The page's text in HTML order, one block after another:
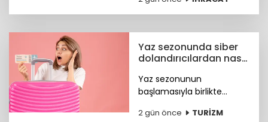
yüzde 11,7 artışla 7,2 milyar
dolara, çelik ihracatı ise
Yaz sezonunda siber
dolandırıcılardan nasıl
Yaz sezonunun
başlamasıyla birlikte
hareketlilik, siber suçlular
2 gün önce TURİZM